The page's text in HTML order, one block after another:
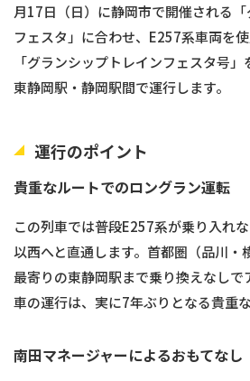
月17日（日）に静岡市で開催される
フェスタ」に合わせ、E257系車両を
「グランシップトレインフェスタ号
東静岡駅・静岡駅間で運行します。
運行のポイント
貴重なルートでのロングラン運転
この列車では普段E257系が乗り入れ
以西へと直通します。首都圏（品川・
最寄りの東静岡駅まで乗り換えなしで
車の運行は、実に7年ぶりとなる貴重な
南田マネージャーによるおもてなし